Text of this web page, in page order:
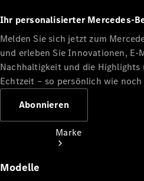
Marke
Ihr personalisierter Mercedes-
Melden Sie sich jetzt zum
und erleben Sie Innovationen, E-
Nachhaltigkeit und die Highlights
Echtzeit ‒ so persönlich wie noch
Abonnieren
Modelle